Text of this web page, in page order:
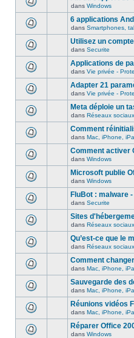
dans Windows
6 applications
dans Smartphones,
Utilisez un
dans Securite
Applications de
dans Vie privée -
Adapter 21
dans Vie privée -
Meta déploie un
dans Réseaux sociaux
Comment
dans Mac, iPhone,
Comment activer
dans Windows
Microsoft publie
dans Windows
FluBot : malware
dans Securite
Sites
dans Réseaux sociaux
Qu’est-ce que le
dans Réseaux sociaux
Comment
dans Mac, iPhone,
Sauvegarde des
dans Mac, iPhone,
Réunions vidéos
dans Mac, iPhone,
Réparer Office
dans Windows